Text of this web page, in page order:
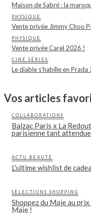
Maison de Sabré : la
PHYSIQUE
Vente privée Jimmy Choo
PHYSIQUE
Vente privée Carel 2026 !
CINÉ SÉRIES
Le diable s’habille en
Vos articles
COLLABORATIONS
Balzac Paris x La
parisienne tant
ACTU BEAUTÉ
L'ultime wishlist de
SÉLECTIONS SHOPPING
Shoppez du Maje au
Maje !